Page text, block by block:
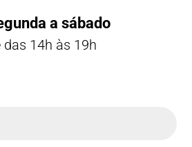
a sábado
14h às 19h